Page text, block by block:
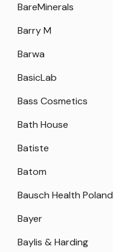
BareMinerals
Barry M
Barwa
BasicLab
Bass Cosmetics
Bath House
Batiste
Batom
Bausch Health Poland
Bayer
Baylis & Harding